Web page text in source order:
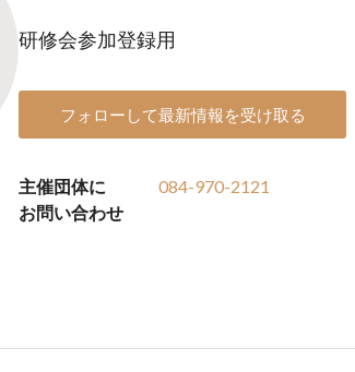
研修会参加登録用
フォローして最新情報を受け取る
主催団体に
お問い合わせ
084-970-2121